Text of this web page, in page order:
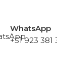
WhatsApp
+51 923 381